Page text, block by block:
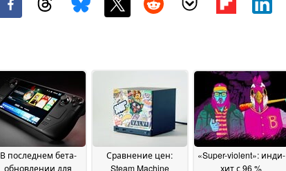
В последнем бета-
обновлении для
Сравнение цен:
Steam Machine
«Super-violent»: инди-
хит с 96 %